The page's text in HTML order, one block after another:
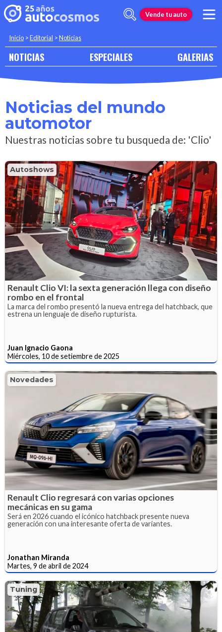
Vende tu auto
Inicio >Editorial >Noticias
NOTICIAS ESPECIALES GALERIAS
Noticias del mundo
automotor
Nuestras noticias sobre tu busqueda de: 'Clio'
Autoshows
Renault Clio VI: la sexta generación llega con diseño
rombo en el frontal
La marca del rombo presentó la nueva entrega del hatchback, que
estrena un lenguaje de diseño rupturista.
Juan Ignacio Gaona
Miércoles, 10 de setiembre de 2025
Novedades
Renault Clio regresará con varias opciones
mecánicas en su gama
Será en 2026 cuando el icónico hatchback presente nueva
generación con una interesante oferta de variantes.
Jonathan Miranda
Martes, 9 de abril de 2024
Tuning